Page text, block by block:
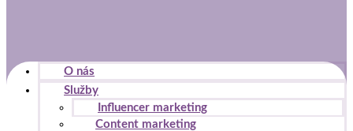
O nás
Služby
Influencer marketing
Content marketing